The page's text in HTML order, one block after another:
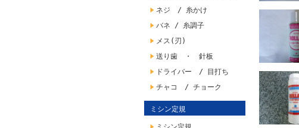
ネジ / 糸かけ
バネ / 糸調子
メス(刃)
送り歯 ・ 針板
ドライバー / 目打ち
チャコ / チョーク
ミシン定規